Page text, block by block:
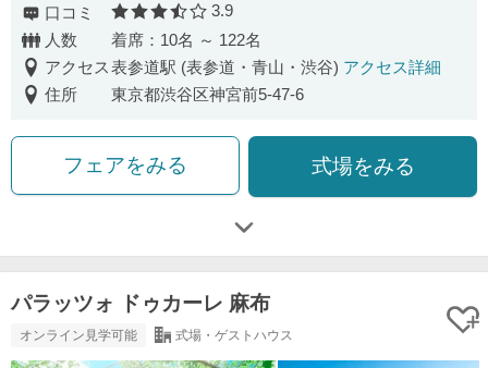
口コミ 口コミ評価
3.9
人数
着席：10名 ～ 122名
アクセス表参道駅 (表参道・青山・渋谷) アクセス詳細
住所
東京都渋谷区神宮前5-47-6
フェアをみる 式場をみる
パラッツォ ドゥカーレ 麻布
オンライン見学可能 式場・ゲストハウス